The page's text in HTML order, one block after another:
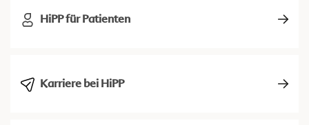
HiPP für Patienten
Karriere bei HiPP